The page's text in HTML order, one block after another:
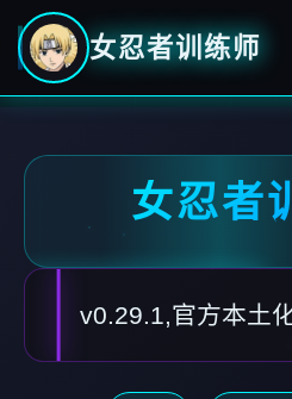
女忍者训练师
女忍者
v0.29.1,官方本土